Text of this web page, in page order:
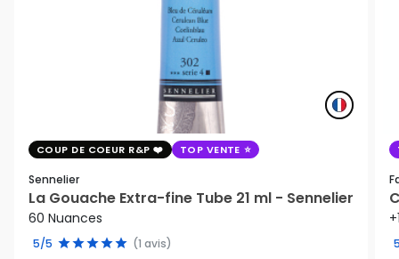
COUP DE COEUR R&P TOP VENTE
Sennelier
La Gouache Extra-fine Tube 21 ml - Sennelier
60 Nuances
5/5 (1 avis)